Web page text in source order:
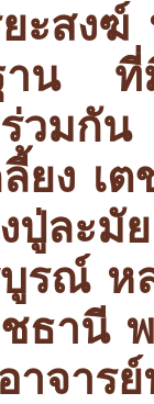
ะสงฆ์
น ที่มี
ร่วมกั
ยง เ
ปู่ละ
รณ์ ห
ธานี
าจาร